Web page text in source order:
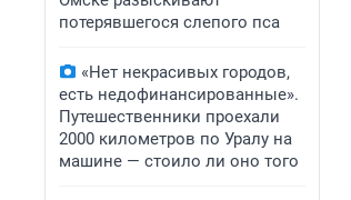
потерявшегося слепого пса
«Нет некрасивых городов,
есть недофинансированные».
Путешественники проехали
2000 километров по Уралу на
машине — стоило ли оно того